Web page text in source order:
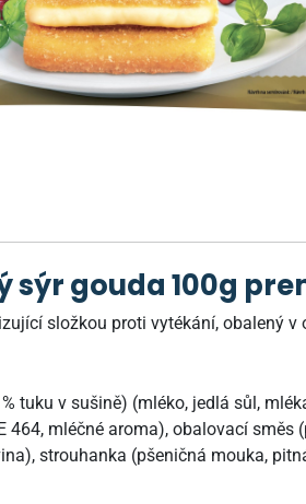
sýr gouda 100g
složkou proti vytékání, obalený
tuku v sušině) (mléko, jedlá sůl,
464, mléčné aroma), obalovací
strouhanka (pšeničná mouka,